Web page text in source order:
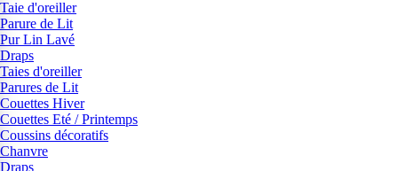
Taie d'oreiller
Parure de Lit
Pur Lin Lavé
Draps
Taies d'oreiller
Parures de Lit
Couettes Hiver
Couettes Eté / Printemps
Coussins décoratifs
Chanvre
Draps